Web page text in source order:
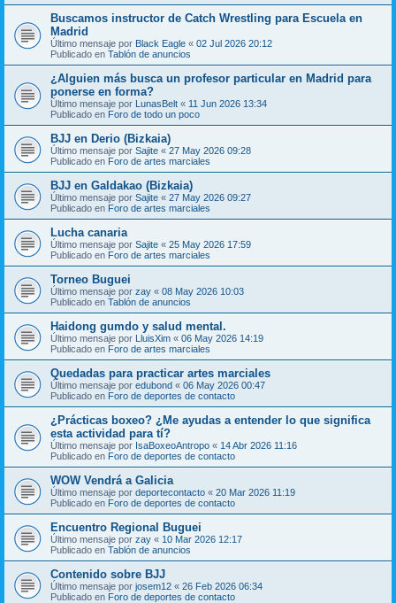
Buscamos instructor de Catch Wrestling para Escuela en
Madrid
Último mensaje por Black Eagle « 02 Jul 2026 20:12
Publicado en Tablón de anuncios
¿Alguien más busca un profesor particular en Madrid para
ponerse en forma?
Último mensaje por LunasBelt « 11 Jun 2026 13:34
Publicado en Foro de todo un poco
BJJ en Derio (Bizkaia)
Último mensaje por Sajite « 27 May 2026 09:28
Publicado en Foro de artes marciales
BJJ en Galdakao (Bizkaia)
Último mensaje por Sajite « 27 May 2026 09:27
Publicado en Foro de artes marciales
Lucha canaria
Último mensaje por Sajite « 25 May 2026 17:59
Publicado en Foro de artes marciales
Torneo Buguei
Último mensaje por zay « 08 May 2026 10:03
Publicado en Tablón de anuncios
Haidong gumdo y salud mental.
Último mensaje por LluisXim « 06 May 2026 14:19
Publicado en Foro de artes marciales
Quedadas para practicar artes marciales
Último mensaje por edubond « 06 May 2026 00:47
Publicado en Foro de deportes de contacto
¿Prácticas boxeo? ¿Me ayudas a entender lo que significa
esta actividad para tí?
Último mensaje por IsaBoxeoAntropo « 14 Abr 2026 11:16
Publicado en Foro de deportes de contacto
WOW Vendrá a Galicia
Último mensaje por deportecontacto « 20 Mar 2026 11:19
Publicado en Foro de deportes de contacto
Encuentro Regional Buguei
Último mensaje por zay « 10 Mar 2026 12:17
Publicado en Tablón de anuncios
Contenido sobre BJJ
Último mensaje por josem12 « 26 Feb 2026 06:34
Publicado en Foro de deportes de contacto